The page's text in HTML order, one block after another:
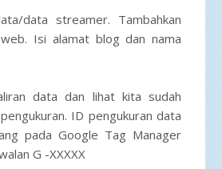
data streamer. Tambahkan
Isi alamat blog dan nama
data dan lihat kita sudah
ID pengukuran data
pada Google Tag Manager
G -XXXXX